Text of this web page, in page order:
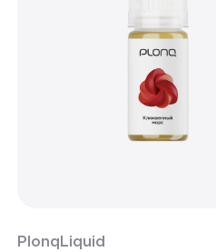
Plonq Liquid